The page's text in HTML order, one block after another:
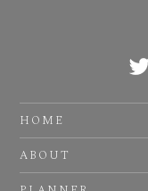
HOME
ABOUT